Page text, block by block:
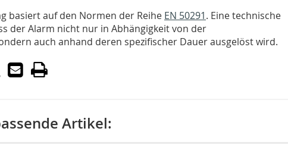
basiert auf den Normen der Reihe EN 50291. Eine technische
der Alarm nicht nur in Abhängigkeit von der
auch anhand deren spezifischer Dauer ausgelöst wird.
Artikel: